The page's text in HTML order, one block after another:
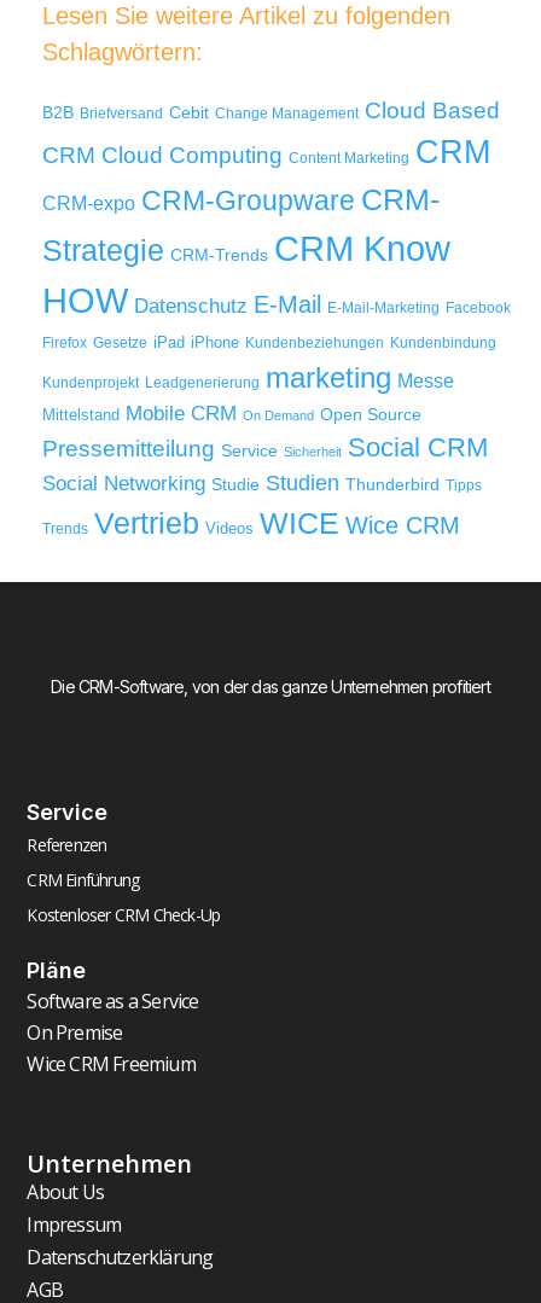
Lesen Sie weitere Artikel zu folgenden
Schlagwörtern:
B2B Briefversand Cebit Change Management Cloud Based
CRM Cloud Computing Content Marketing CRM
CRM-expo CRM-Groupware CRM-
Strategie CRM-Trends CRM Know
HOW Datenschutz E-Mail E-Mail-Marketing Facebook
Firefox Gesetze iPad iPhone Kundenbeziehungen Kundenbindung
Kundenprojekt Leadgenerierung marketing Messe
Mittelstand Mobile CRM On Demand Open Source
Pressemitteilung Service Sicherheit Social CRM
Social Networking Studie Studien Thunderbird Tipps
Trends Vertrieb Videos WICE Wice CRM
Die CRM-Software, von der das ganze Unternehmen profitiert
Service
Referenzen
CRM Einführung
Kostenloser CRM Check-Up
Pläne
Software as a Service
On Premise
Wice CRM Freemium
Unternehmen
About Us
Impressum
Datenschutzerklärung
AGB